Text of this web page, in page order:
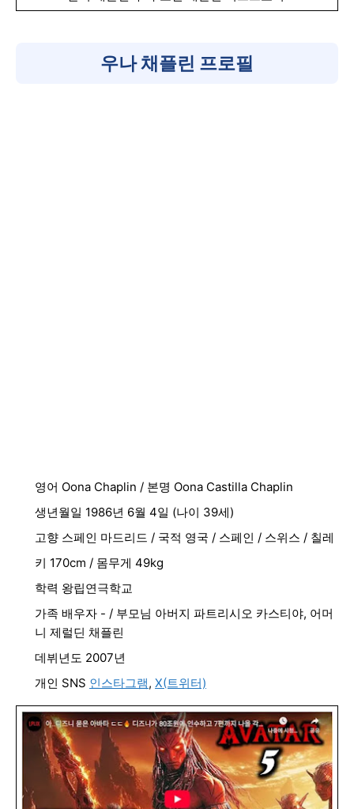
우나 채플린 프로필
영어 Oona Chaplin / 본명 Oona Castilla Chaplin
생년월일 1986년 6월 4일 (나이 39세)
고향 스페인 마드리드 / 국적 영국 / 스페인 / 스위스 / 칠레
키 170cm / 몸무게 49kg
학력 왕립연극학교
가족 배우자 - / 부모님 아버지 파트리시오 카스티야, 어머
니 제럴딘 채플린
데뷔년도 2007년
개인 SNS 인스타그램, X(트위터)